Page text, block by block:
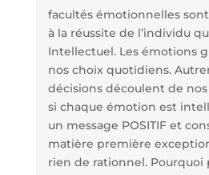
facultés émotionnelles
à la réussite de l’individu
Intellectuel. Les émotions
nos choix quotidiens.
décisions découlent de
si chaque émotion est
un message POSITIF et
matière première
rien de rationnel. Pourquoi